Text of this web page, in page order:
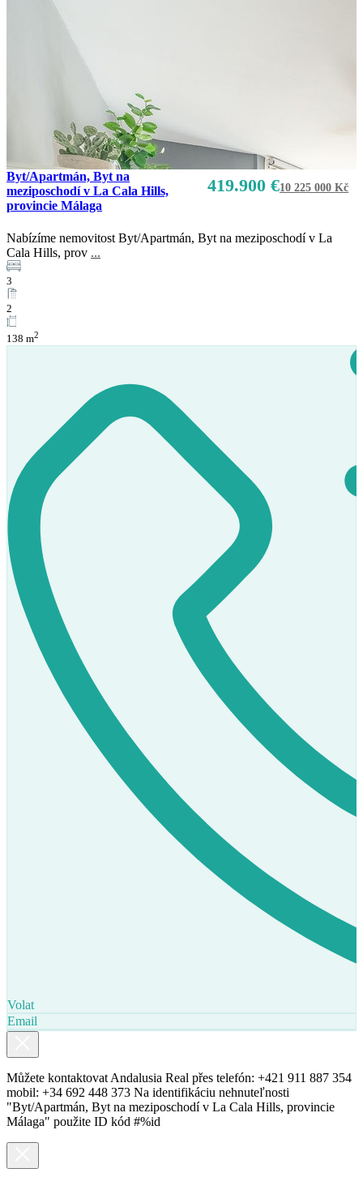
K dispozici
419.900 €10 225 000 Kč
Byt/Apartmán, Byt na
meziposchodí v La Cala Hills,
provincie Málaga
Nabízíme nemovitost Byt/Apartmán, Byt na meziposchodí v La
Cala Hills, prov ...
3
2
138 m2
Volat
Email
Můžete kontaktovat Andalusia Real přes telefón: +421 911 887 354
mobil: +34 692 448 373 Na identifikáciu nehnuteľnosti
"Byt/Apartmán, Byt na meziposchodí v La Cala Hills, provincie
Málaga" použite ID kód #%id